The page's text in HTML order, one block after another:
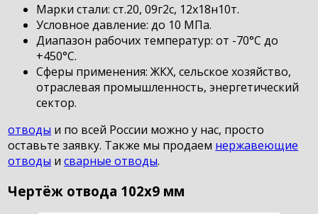
Марки стали: ст.20, 09г2с, 12х18н10т.
Условное давление: до 10 МПа.
Диапазон рабочих температур: от -70°С до
+450°С.
Сферы применения: ЖКХ, сельское хозяйство,
отраслевая промышленность, энергетический
сектор.
отводы и по всей России можно у нас, просто
оставьте заявку. Также мы продаем нержавеющие
отводы исварные отводы.
Чертёж отвода 102х9 мм